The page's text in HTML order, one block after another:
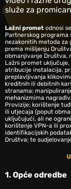
služe za
Lažni promet odnosi
Partnerskog
nezakonitih metoda za
prema mišljenju
obmanjivanje Društva,
Lažni promet
atribucije instalacija,
preplavljivanja
kreditnih ili debitnih
stranama;
mehanizmima
Provizije; korištenje
ili utjecaja (poput
uključujući, ali ne
korištenje VPN-a ili
identifikacijskih
Društva; te
1. Opće odredbe